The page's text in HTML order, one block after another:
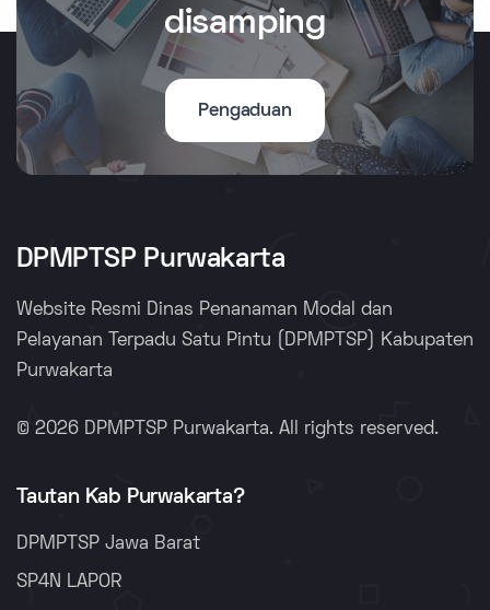
disamping
Pengaduan
DPMPTSP Purwakarta
Website Resmi Dinas Penanaman Modal dan
Pelayanan Terpadu Satu Pintu (DPMPTSP) Kabupaten
Purwakarta
© 2026 DPMPTSP Purwakarta. All rights reserved.
Tautan Kab Purwakarta?
DPMPTSP Jawa Barat
SP4N LAPOR